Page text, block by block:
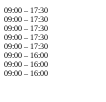
09:00 – 17:30
09:00 – 17:30
09:00 – 17:30
09:00 – 17:30
09:00 – 17:30
09:00 – 16:00
09:00 – 16:00
09:00 – 16:00